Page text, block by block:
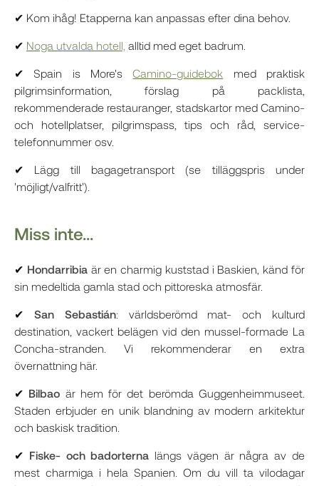
✔ Kom ihåg! Etapperna kan anpassas efter dina behov.
✔ Noga utvalda hotell, alltid med eget badrum.
✔ Spain is More'sCamino-guidebok med praktisk
pilgrimsinformation, förslag på packlista,
rekommenderade restauranger, stadskartor med Camino-
och hotellplatser, pilgrimspass, tips och råd, service-
telefonnummer osv.
✔ Lägg till bagagetransport (se tilläggspris under
'möjligt/valfritt').
Miss inte...
✔ Hondarribia är en charmig kuststad i Baskien, känd för
sin medeltida gamla stad och pittoreska atmosfär.
✔ San Sebastián: världsberömd mat- och kulturd
destination, vackert belägen vid den mussel-formade La
Concha-stranden. Vi rekommenderar en extra
övernattning här.
✔ Bilbao är hem för det berömda Guggenheimmuseet.
Staden erbjuder en unik blandning av modern arkitektur
och baskisk tradition.
✔ Fiske- och badorterna längs vägen är några av de
mest charmiga i hela Spanien. Om du vill ta vilodagar